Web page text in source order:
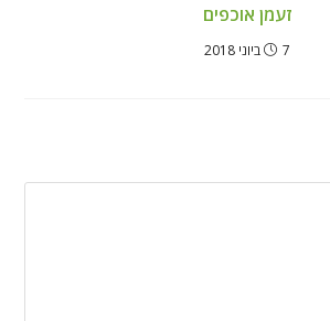
זעמן אוכפים
7 ביוני 2018